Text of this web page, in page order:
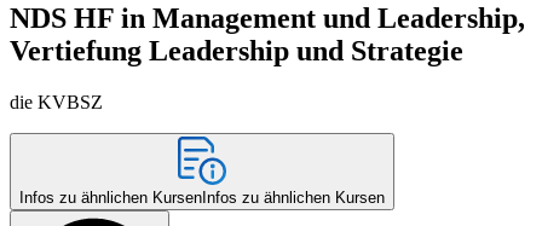
NDS HF in Management und Leadership,
Vertiefung Leadership und Strategie
die KVBSZ
Infos zu ähnlichen Kursen Infos zu ähnlichen Kursen